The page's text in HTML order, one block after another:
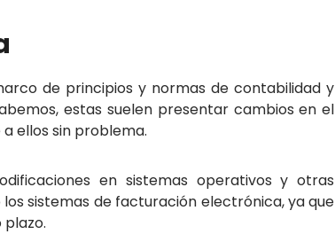
de principios y normas de contabilidad y
estas suelen presentar cambios en el
ellos sin problema.
en sistemas operativos y otras
sistemas de facturación electrónica, ya que